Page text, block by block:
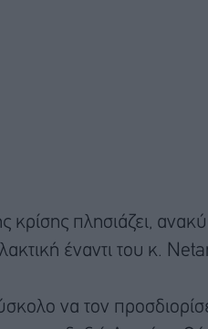
κρίσης πλησιάζει,
έναντι του κ.
να τον